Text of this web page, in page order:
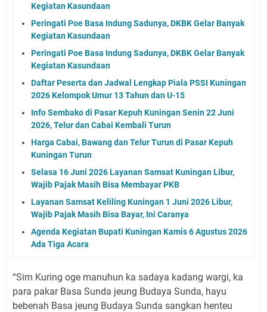
Kegiatan Kasundaan
Peringati Poe Basa Indung Sadunya, DKBK Gelar Banyak
Kegiatan Kasundaan
Peringati Poe Basa Indung Sadunya, DKBK Gelar Banyak
Kegiatan Kasundaan
Daftar Peserta dan Jadwal Lengkap Piala PSSI Kuningan
2026 Kelompok Umur 13 Tahun dan U-15
Info Sembako di Pasar Kepuh Kuningan Senin 22 Juni
2026, Telur dan Cabai Kembali Turun
Harga Cabai, Bawang dan Telur Turun di Pasar Kepuh
Kuningan Turun
Selasa 16 Juni 2026 Layanan Samsat Kuningan Libur,
Wajib Pajak Masih Bisa Membayar PKB
Layanan Samsat Keliling Kuningan 1 Juni 2026 Libur,
Wajib Pajak Masih Bisa Bayar, Ini Caranya
Agenda Kegiatan Bupati Kuningan Kamis 6 Agustus 2026
Ada Tiga Acara
“Sim Kuring oge manuhun ka sadaya kadang wargi, ka
para pakar Basa Sunda jeung Budaya Sunda, hayu
bebenah Basa jeung Budaya Sunda sangkan henteu